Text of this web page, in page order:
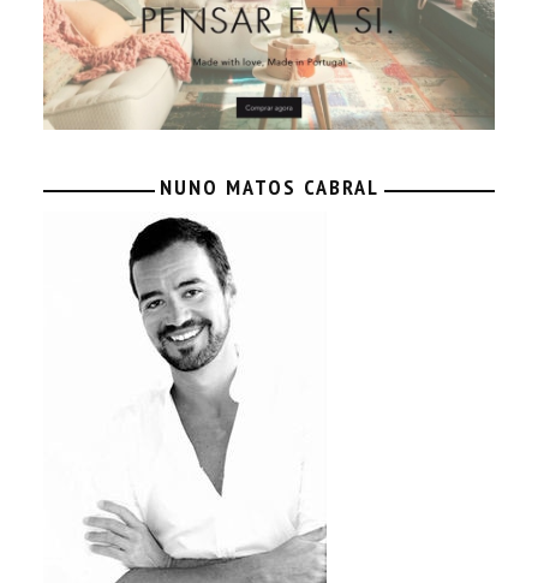
NUNO MATOS CABRAL